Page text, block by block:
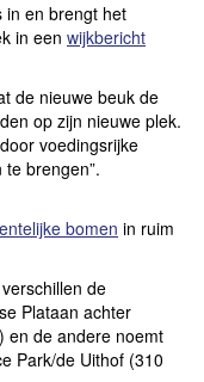
in en brengt het
in een wijkbericht
de nieuwe beuk de
op zijn nieuwe plek.
voedingsrijke
brengen”.
bomen in ruim
de
Plataan achter
) en de andere noemt
Park/de Uithof (310